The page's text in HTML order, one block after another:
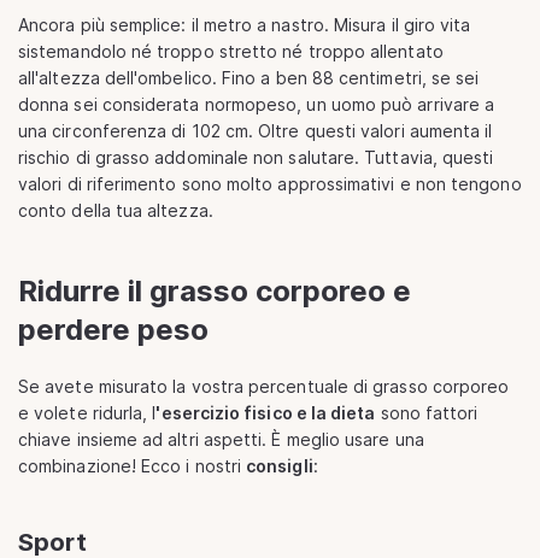
Ancora più semplice: il metro a nastro. Misura il giro vita
sistemandolo né troppo stretto né troppo allentato
all'altezza dell'ombelico. Fino a ben 88 centimetri, se sei
donna sei considerata normopeso, un uomo può arrivare a
una circonferenza di 102 cm. Oltre questi valori aumenta il
rischio di grasso addominale non salutare. Tuttavia, questi
valori di riferimento sono molto approssimativi e non tengono
conto della tua altezza.
Ridurre il grasso corporeo e
perdere peso
Se avete misurato la vostra percentuale di grasso corporeo
e volete ridurla, l'esercizio fisico e la dieta sono fattori
chiave insieme ad altri aspetti. È meglio usare una
combinazione! Ecco i nostri consigli:
Sport